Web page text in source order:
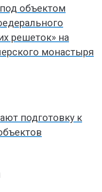
объектом
решеток» на
монастыря
подготовку к